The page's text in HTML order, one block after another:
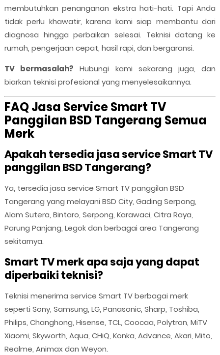
membutuhkan penanganan ekstra hati-hati. Tapi Anda
tidak perlu khawatir, karena kami siap membantu dari
diagnosa hingga perbaikan selesai. Teknisi datang ke
rumah, pengerjaan cepat, hasil rapi, dan bergaransi.
TV bermasalah? Hubungi kami sekarang juga, dan
biarkan teknisi profesional yang menyelesaikannya.
FAQ Jasa Service Smart TV
Panggilan BSD Tangerang Semua
Merk
Apakah tersedia jasa service Smart TV
panggilan BSD Tangerang?
Ya, tersedia jasa service Smart TV panggilan BSD
Tangerang yang melayani BSD City, Gading Serpong,
Alam Sutera, Bintaro, Serpong, Karawaci, Citra Raya,
Parung Panjang, Legok dan berbagai area Tangerang
sekitarnya.
Smart TV merk apa saja yang dapat
diperbaiki teknisi?
Teknisi menerima service Smart TV berbagai merk
seperti Sony, Samsung, LG, Panasonic, Sharp, Toshiba,
Philips, Changhong, Hisense, TCL, Coocaa, Polytron, MiTV
Xiaomi, Skyworth, Aqua, CHiQ, Konka, Advance, Akari, Mito,
Realme, Animax dan Weyon.